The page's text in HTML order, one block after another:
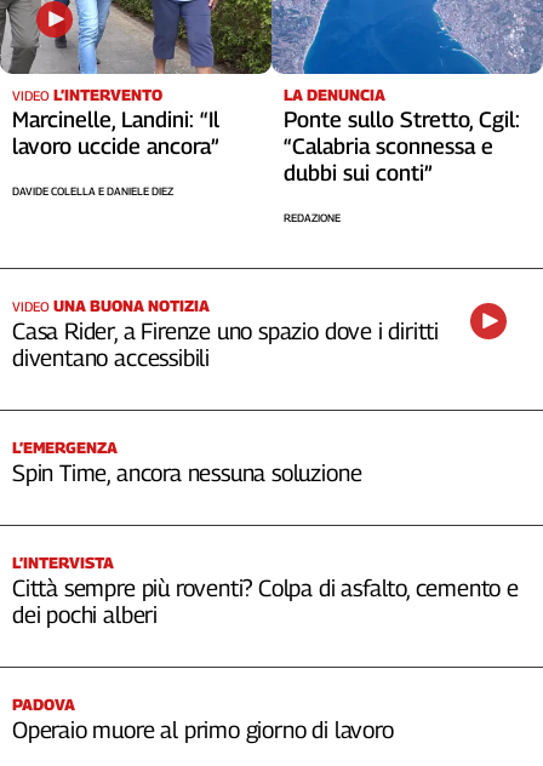
VIDEO L’INTERVENTO
Marcinelle, Landini: “Il
lavoro uccide ancora”
DAVIDE COLELLA E DANIELE DIEZ
LA DENUNCIA
Ponte sullo Stretto, Cgil:
“Calabria sconnessa e
dubbi sui conti”
REDAZIONE
VIDEO UNA BUONA NOTIZIA
Casa Rider, a Firenze uno spazio dove i diritti
diventano accessibili
L’EMERGENZA
Spin Time, ancora nessuna soluzione
L’INTERVISTA
Città sempre più roventi? Colpa di asfalto, cemento e
dei pochi alberi
PADOVA
Operaio muore al primo giorno di lavoro